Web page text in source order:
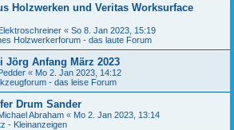
Holzwerken und Veritas Worksurface
« So 8. Jan 2023, 15:19
Holzwerkerforum - das laute Forum
Jörg Anfang März 2023
« Mo 2. Jan 2023, 14:12
- das leise Forum
Drum Sander
Abraham « Mo 2. Jan 2023, 13:14
- Kleinanzeigen